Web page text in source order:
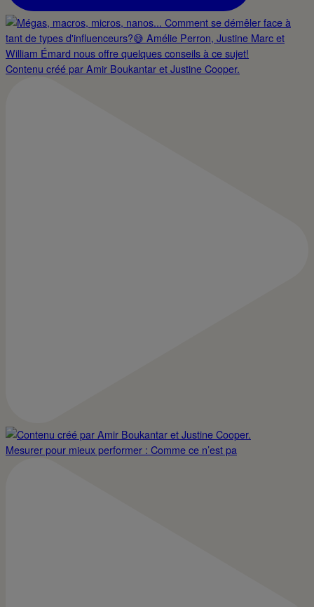
Contenu créé par Amir Boukantar et Justine Cooper.
Mesurer pour mieux performer : Comme ce n’est pa